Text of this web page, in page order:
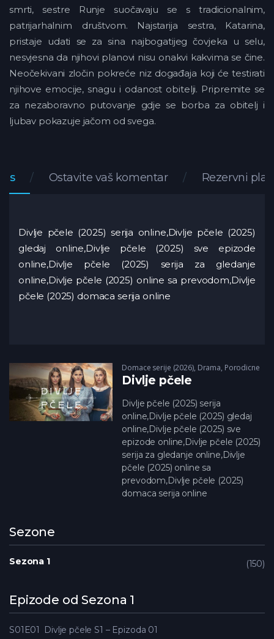
smrti, sestre Runje suočavaju se s tradicionalnim,
patrijarhalnim društvom. Najstarija sestra, Katarina,
pristaje udati se za sina najbogatijeg čovjeka u selu,
nesvjesna da njihovi planovi nisu onakvi kakvima se čine.
Neočekivani zločin pokreće niz događaja koji će testirati
njihove emocije, snagu i odanost obitelji. Pripremite se
za nezaboravno putovanje gdje se borba za obitelj i
ljubav pokazuje jačom od svega.
Ostavite vaš komentar Rezervni
Divlje pčele (2025) serija online,Divlje pčele (2025)
gledaj online,Divlje pčele (2025) sve epizode
online,Divlje pčele (2025) serija za gledanje
online,Divlje pčele (2025) online sa prevodom,Divlje
pčele (2025) domaca serija online
Domace serije (2026), Drama, Porodicne
Divlje pčele
Divlje pčele (2025) serija
online,Divlje pčele (2025) gledaj
online,Divlje pčele (2025) sve
epizode online,Divlje pčele (2025)
serija za gledanje online,Divlje
pčele (2025) online sa
prevodom,Divlje pčele (2025)
domaca serija online
Sezone
Sezona 1 150
Epizode od Sezona 1
S01E01
Divlje pčele S1 – Epizoda 01